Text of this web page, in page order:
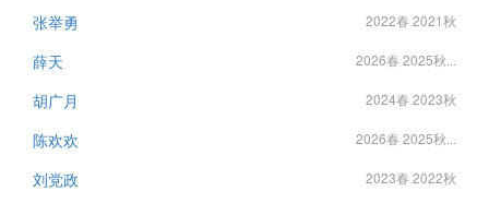
张举勇 2022春 2021秋
薛天 2026春 2025秋...
胡广月 2024春 2023秋
陈欢欢 2026春 2025秋...
刘党政 2023春 2022秋